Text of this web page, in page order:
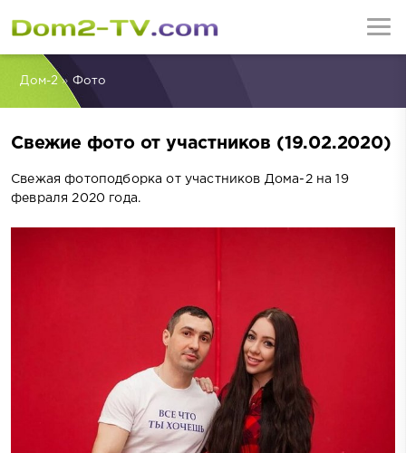
Дом-2» Фото
Свежие фото от участников (19.02.2020)
Свежая фотоподборка от участников Дома-2 на 19
февраля 2020 года.